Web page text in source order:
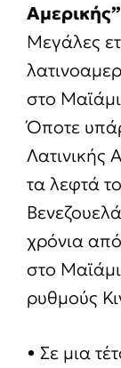
Μεγάλες
στο
Όποτε
Λατινικής
τα λεφτά
χρόνια
στο
ρυθμούς
• Σε μια